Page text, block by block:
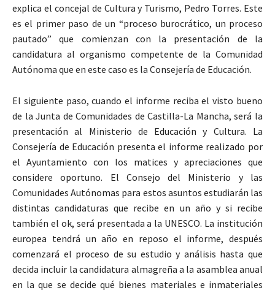
explica el concejal de Cultura y Turismo, Pedro Torres. Este
es el primer paso de un “proceso burocrático, un proceso
pautado” que comienzan con la presentación de la
candidatura al organismo competente de la Comunidad
Autónoma que en este caso es la Consejería de Educación.
El siguiente paso, cuando el informe reciba el visto bueno
de la Junta de Comunidades de Castilla-La Mancha, será la
presentación al Ministerio de Educación y Cultura. La
Consejería de Educación presenta el informe realizado por
el Ayuntamiento con los matices y apreciaciones que
considere oportuno. El Consejo del Ministerio y las
Comunidades Autónomas para estos asuntos estudiarán las
distintas candidaturas que recibe en un año y si recibe
también el ok, será presentada a la UNESCO. La institución
europea tendrá un año en reposo el informe, después
comenzará el proceso de su estudio y análisis hasta que
decida incluir la candidatura almagreña a la asamblea anual
en la que se decide qué bienes materiales e inmateriales